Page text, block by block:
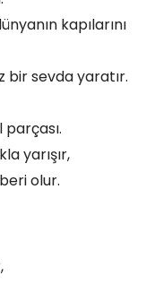
kapılarını
bir sevda yaratır.
yarışır,
olur.